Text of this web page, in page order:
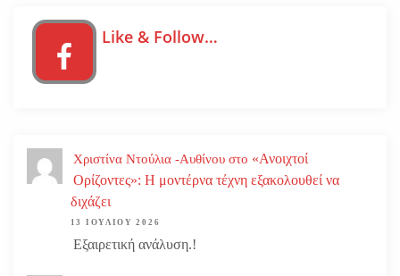
Like & Follow…
Χριστίνα Ντούλια -Αυθίνου στο «Ανοιχτοί
Ορίζοντες»: Η μοντέρνα τέχνη εξακολουθεί να
διχάζει
13 ΙΟΥΛΊΟΥ 2026
Εξαιρετική ανάλυση.!